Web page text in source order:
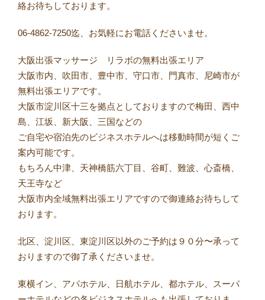
絡お待ちしております。
06-4862-7250迄、お気軽にお電話くださいませ。
大阪出張マッサージ リラボの無料出張エリア
大阪市内、吹田市、豊中市、守口市、門真市、尼崎市が
無料出張エリアです。
大阪市淀川区十三を拠点としておりますので梅田、西中
島、江坂、新大阪、三国などの
ご自宅や宿泊先のビジネスホテルへは移動時間が短くご
案内可能です。
もちろん中津、天神橋筋六丁目、谷町、難波、心斎橋、
天王寺など
大阪市内全域無料出張エリアですので御連絡お待ちして
おります。
北区、淀川区、東淀川区以外のご予約は９０分〜承って
おりますので御了承くださいませ。
東横イン、アパホテル、日航ホテル、都ホテル、スーパ